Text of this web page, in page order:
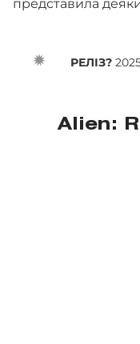
представила
РЕЛІЗ?
Alien: